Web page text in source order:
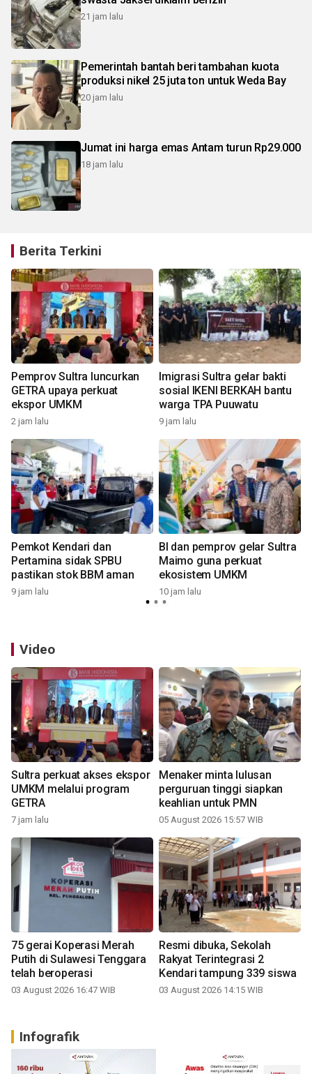
21 jam lalu
Pemerintah bantah beri tambahan kuota
produksi nikel 25 juta ton untuk Weda Bay
20 jam lalu
Jumat ini harga emas Antam turun Rp29.000
18 jam lalu
Berita Terkini
Pemprov Sultra luncurkan
GETRA upaya perkuat
ekspor UMKM
2 jam lalu
Imigrasi Sultra gelar bakti
sosial IKENI BERKAH bantu
warga TPA Puuwatu
9 jam lalu
Pemkot Kendari dan
Pertamina sidak SPBU
pastikan stok BBM aman
9 jam lalu
BI dan pemprov gelar Sultra
Maimo guna perkuat
ekosistem UMKM
10 jam lalu
Video
Sultra perkuat akses ekspor
UMKM melalui program
GETRA
7 jam lalu
Menaker minta lulusan
perguruan tinggi siapkan
keahlian untuk PMN
05 August 2026 15:57 WIB
75 gerai Koperasi Merah
Putih di Sulawesi Tenggara
telah beroperasi
03 August 2026 16:47 WIB
Resmi dibuka, Sekolah
Rakyat Terintegrasi 2
Kendari tampung 339 siswa
03 August 2026 14:15 WIB
Infografik